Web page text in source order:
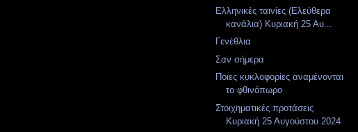
Ελληνικές ταινίες (Ελεύθερα
κανάλια) Κυριακή 25 Αυ...
Γενέθλια
Σαν σήμερα
Ποιες κυκλοφορίες αναμένονται
το φθινόπωρο
Στοιχηματικές προτάσεις
Κυριακή 25 Αυγούστου 2024